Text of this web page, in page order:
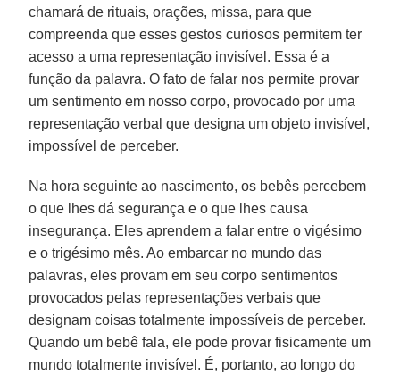
chamará de rituais, orações, missa, para que
compreenda que esses gestos curiosos permitem ter
acesso a uma representação invisível. Essa é a
função da palavra. O fato de falar nos permite provar
um sentimento em nosso corpo, provocado por uma
representação verbal que designa um objeto invisível,
impossível de perceber.
Na hora seguinte ao nascimento, os bebês percebem
o que lhes dá segurança e o que lhes causa
insegurança. Eles aprendem a falar entre o vigésimo
e o trigésimo mês. Ao embarcar no mundo das
palavras, eles provam em seu corpo sentimentos
provocados pelas representações verbais que
designam coisas totalmente impossíveis de perceber.
Quando um bebê fala, ele pode provar fisicamente um
mundo totalmente invisível. É, portanto, ao longo do